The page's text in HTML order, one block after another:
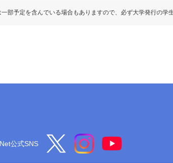
部予定を含んでいる場合もありますので、必ず大学発行の学
公式SNS